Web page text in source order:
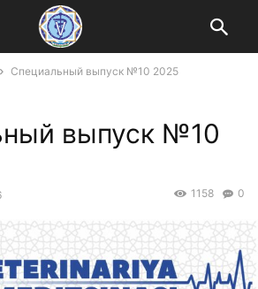
Специальный выпуск №10 2025
выпуск №10
0
1158